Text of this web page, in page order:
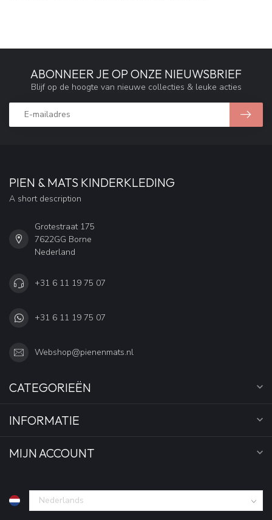
ABONNEER JE OP ONZE NIEUWSBRIEF
Blijf op de hoogte van nieuwe collecties & leuke acties
PIEN & MATS KINDERKLEDING
A short description
Grotestraat 175
7622GG Borne
Nederland
+31 6 11 19 75 07
+31 6 11 19 75 07
Webshop@pienenmats.nl
CATEGORIEËN
INFORMATIE
MIJN ACCOUNT